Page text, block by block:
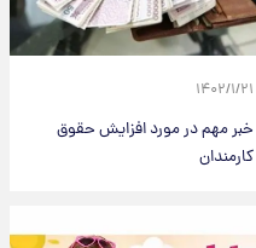
۱۴۰۲/۱/۲۱
خبر مهم در مورد افزایش حقوق
کارمندان